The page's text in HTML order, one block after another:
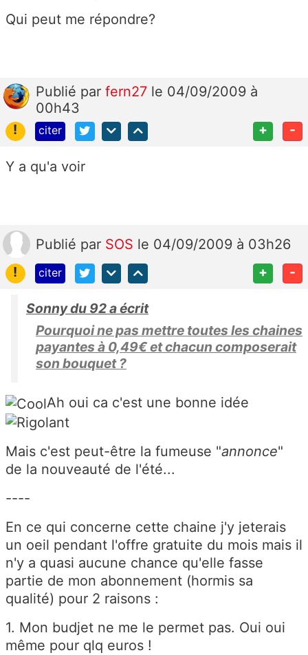
Qui peut me répondre?
Publié par fern27 le 04/09/2009 à
00h43
!
citer + -
Y a qu'a voir
Publié par SOS le 04/09/2009 à 03h26
!
citer + -
Sonny du 92 a écrit
Pourquoi ne pas mettre toutes les chaines
payantes à 0,49€ et chacun composerait
son bouquet ?
Ah oui ca c'est une bonne idée
Mais c'est peut-être la fumeuse "annonce"
de la nouveauté de l'été...
----
En ce qui concerne cette chaine j'y jeterais
un oeil pendant l'offre gratuite du mois mais il
n'y a quasi aucune chance qu'elle fasse
partie de mon abonnement (hormis sa
qualité) pour 2 raisons :
1. Mon budjet ne me le permet pas. Oui oui
même pour qlq euros !